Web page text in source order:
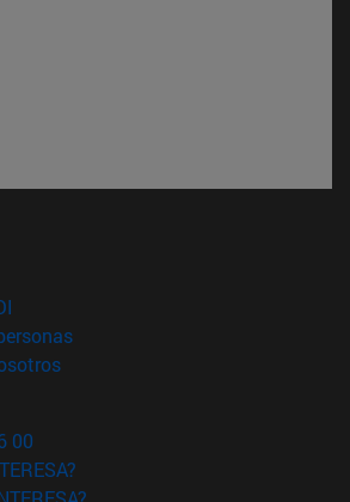
en nueva ventana)
(abre en nueva ventana)
(abre en nueva ventana)
00